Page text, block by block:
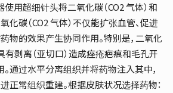
用超细针头将二氧化碳（CO2 气体）和
化碳（CO2 气体）不仅能扩张血管、促进
物的效果产生协同作用。特别是，二氧化
有剥离（亚切口）造成痤疮疤痕和毛孔开
通过水平分离组织并将药物注入其中，
正常组织重建。根据皮肤状况选择药物：